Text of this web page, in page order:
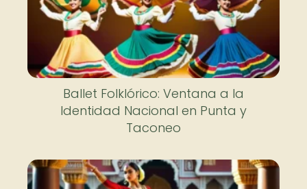
Ballet Folklórico: Ventana a la
Identidad Nacional en Punta y
Taconeo